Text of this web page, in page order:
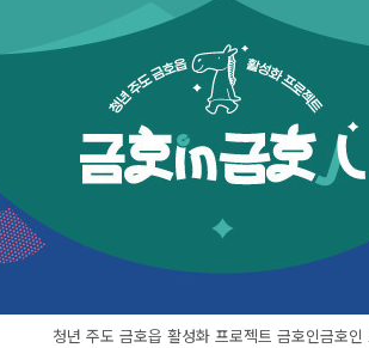
청년 주도 금호읍 활성화 프로젝트 금호인금호인